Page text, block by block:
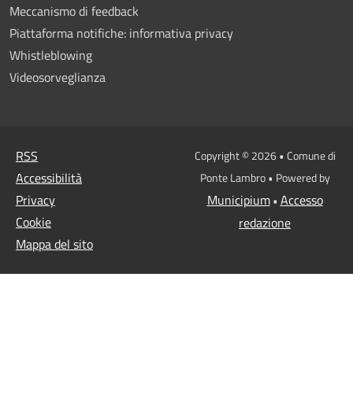
Meccanismo di feedback
Piattaforma notifiche: informativa privacy
Whistleblowing
Videosorveglianza
RSS
Accessibilità
Privacy
Cookie
Mappa del sito
Copyright © 2026 • Comune di
Ponte Lambro • Powered by
Municipium• Accesso
redazione